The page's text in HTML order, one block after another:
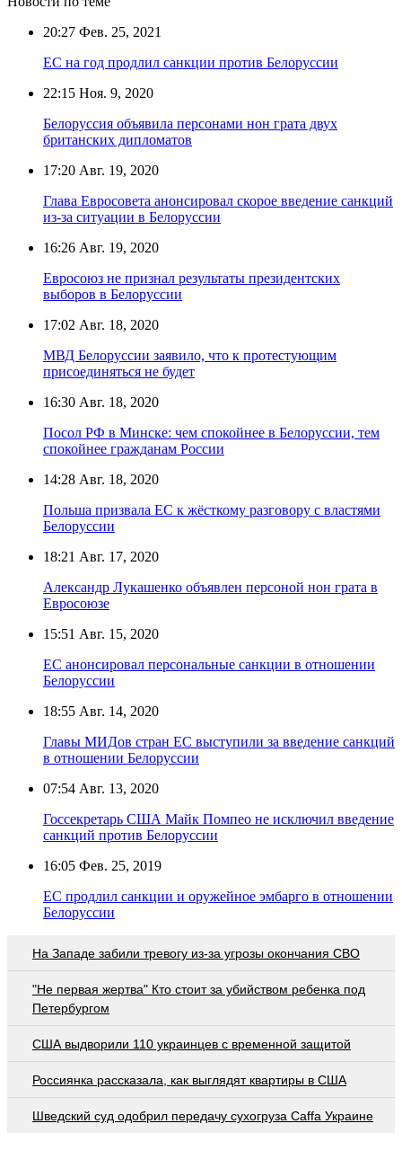
20:27 Фев. 25, 2021
ЕС на год продлил санкции против Белоруссии
22:15 Ноя. 9, 2020
Белоруссия объявила персонами нон грата двух
британских дипломатов
17:20 Авг. 19, 2020
Глава Евросовета анонсировал скорое введение санкций
из-за ситуации в Белоруссии
16:26 Авг. 19, 2020
Евросоюз не признал результаты президентских
выборов в Белоруссии
17:02 Авг. 18, 2020
МВД Белоруссии заявило, что к протестующим
присоединяться не будет
16:30 Авг. 18, 2020
Посол РФ в Минске: чем спокойнее в Белоруссии, тем
спокойнее гражданам России
14:28 Авг. 18, 2020
Польша призвала ЕС к жёсткому разговору с властями
Белоруссии
18:21 Авг. 17, 2020
Александр Лукашенко объявлен персоной нон грата в
Евросоюзе
15:51 Авг. 15, 2020
ЕС анонсировал персональные санкции в отношении
Белоруссии
18:55 Авг. 14, 2020
Главы МИДов стран ЕС выступили за введение санкций
в отношении Белоруссии
07:54 Авг. 13, 2020
Госсекретарь США Майк Помпео не исключил введение
санкций против Белоруссии
16:05 Фев. 25, 2019
ЕС продлил санкции и оружейное эмбарго в отношении
Белоруссии
На Западе забили тревогу из-за угрозы окончания СВО
"Не первая жертва" Кто стоит за убийством ребенка под
Петербургом
США выдворили 110 украинцев с временной защитой
Россиянка рассказала, как выглядят квартиры в США
Шведский суд одобрил передачу сухогруза Caffa Украине